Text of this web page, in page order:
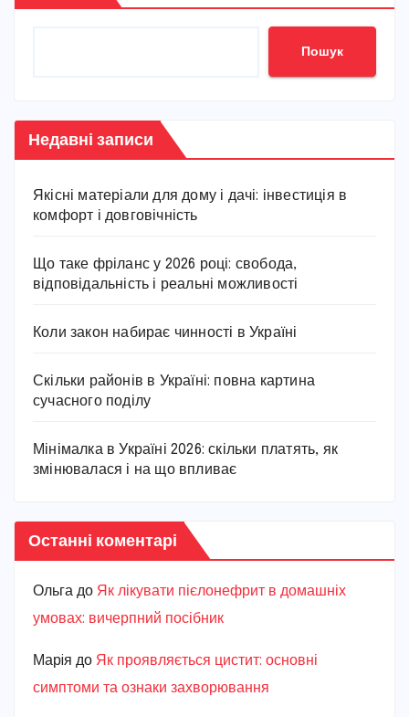
Пошук
Недавні записи
Якісні матеріали для дому і дачі: інвестиція в
комфорт і довговічність
Що таке фріланс у 2026 році: свобода,
відповідальність і реальні можливості
Коли закон набирає чинності в Україні
Скільки районів в Україні: повна картина
сучасного поділу
Мінімалка в Україні 2026: скільки платять, як
змінювалася і на що впливає
Останні коментарі
Ольга до Як лікувати пієлонефрит в домашніх
умовах: вичерпний посібник
Марiя до Як проявляється цистит: основні
симптоми та ознаки захворювання